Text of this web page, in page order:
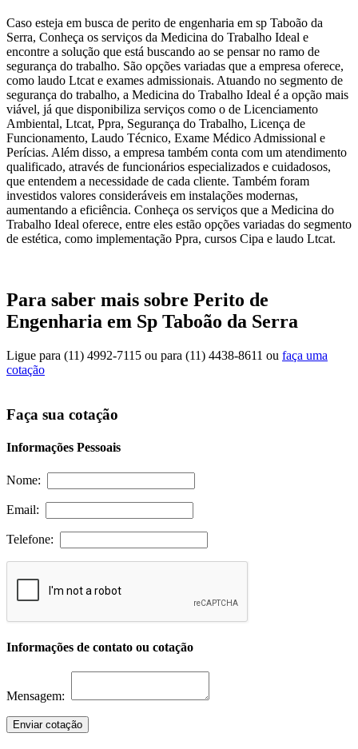
Caso esteja em busca de perito de engenharia em sp Taboão da
Serra, Conheça os serviços da Medicina do Trabalho Ideal e
encontre a solução que está buscando ao se pensar no ramo de
segurança do trabalho. São opções variadas que a empresa oferece,
como laudo Ltcat e exames admissionais. Atuando no segmento de
segurança do trabalho, a Medicina do Trabalho Ideal é a opção mais
viável, já que disponibiliza serviços como o de Licenciamento
Ambiental, Ltcat, Ppra, Segurança do Trabalho, Licença de
Funcionamento, Laudo Técnico, Exame Médico Admissional e
Perícias. Além disso, a empresa também conta com um atendimento
qualificado, através de funcionários especializados e cuidadosos,
que entendem a necessidade de cada cliente. Também foram
investidos valores consideráveis em instalações modernas,
aumentando a eficiência. Conheça os serviços que a Medicina do
Trabalho Ideal oferece, entre eles estão opções variadas do segmento
de estética, como implementação Ppra, cursos Cipa e laudo Ltcat.
Para saber mais sobre Perito de
Engenharia em Sp Taboão da Serra
Ligue para (11) 4992-7115 ou para (11) 4438-8611 ou faça uma
cotação
Faça sua cotação
Informações Pessoais
Nome:
Email:
Telefone:
Informações de contato ou cotação
Mensagem:
Enviar cotação